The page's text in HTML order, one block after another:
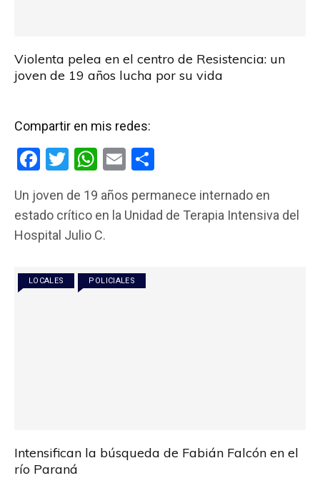
Violenta pelea en el centro de Resistencia: un
joven de 19 años lucha por su vida
Compartir en mis redes:
F
ce
b
o
k
T
tt
er
W
at
s
p
p
E
ail m
p
Un joven de 19 años permanece internado en
estado crítico en la Unidad de Terapia Intensiva del
Hospital Julio C.
LOCALES POLICIALES
Intensifican la búsqueda de Fabián Falcón en el
río Paraná